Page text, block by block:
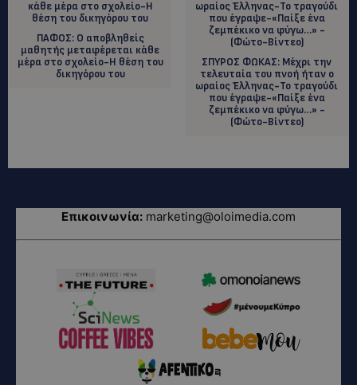
ΠΑΦΟΣ: O αποβληθείς
μαθητής μεταφέρεται κάθε
μέρα στο σχολείο-Η θέση του
δικηγόρου του
ΣΠΥΡΟΣ ΦΩΚΑΣ: Mέχρι την
τελευταία του πνοή ήταν ο
ωραίος Έλληνας-To τραγούδι
που έγραψε-«Παίξε ένα
ζεμπέκικο να φύγω…» -
(Φώτο-Βίντεο)
Επικοινωνία: marketing@oloimedia.com